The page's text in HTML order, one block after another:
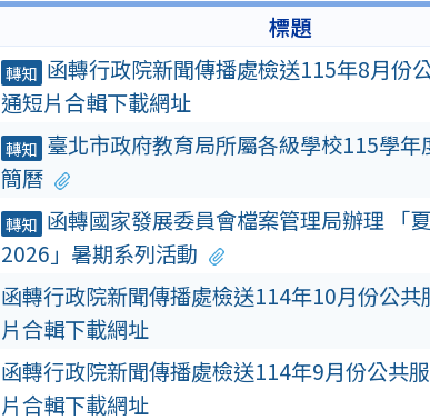
標題
轉知 函轉行政院新聞傳播處檢送115年8月份
通短片合輯下載網址
轉知 臺北市政府教育局所屬各級學校115學年
簡曆
轉知 函轉國家發展委員會檔案管理局辦理 「
2026」暑期系列活動
函轉行政院新聞傳播處檢送114年10月份公共
片合輯下載網址
函轉行政院新聞傳播處檢送114年9月份公共
片合輯下載網址